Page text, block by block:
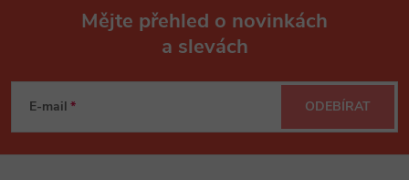
p
Mějte přehled o novinkách
a slevách
E-mail ODEBÍRAT